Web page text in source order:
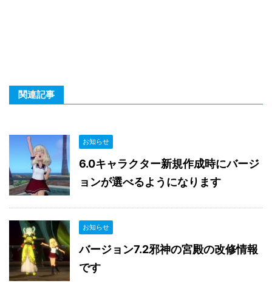
関連記事
お知らせ
6.0キャラクター新規作成時にバージ
ョンが選べるようになります
お知らせ
バージョン7.2邪神の宮殿の改修情報
です